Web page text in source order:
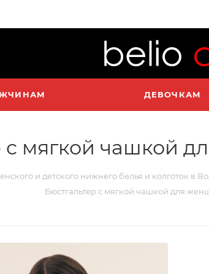
ДЕВОЧКАМ
с мягкой чашкой
и детского нижнего белья и колготок в
Бюстгальтер с мягкой чашкой для